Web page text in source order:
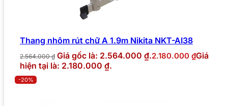
Thang nhôm rút chữ A 1.9m Nikita NKT-AI38
2.564.000₫ Giá gốc là: 2.564.000 ₫.2.180.000 ₫Giá
hiện tại là: 2.180.000 ₫.
-20%